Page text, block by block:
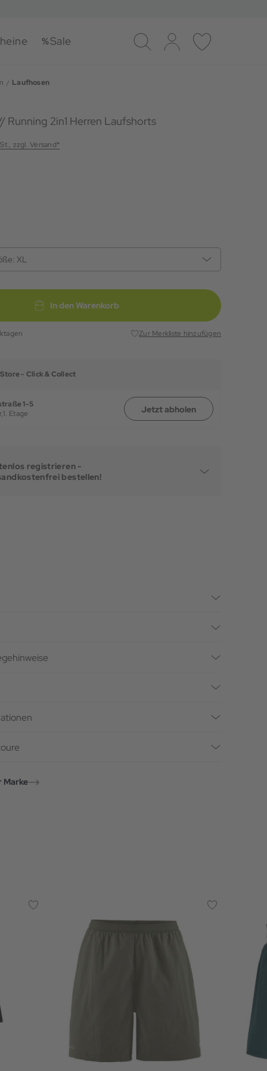
Sale
Suche Log-in Merkliste
Laufhosen
Running 2in1 Herren Laufshorts
zzgl. Versand*
XL
In den Warenkorb
Zur Merkliste hinzufügen
- Click & Collect
1-5
1. Etage Jetzt abholen
registrieren -
bestellen!
Marke